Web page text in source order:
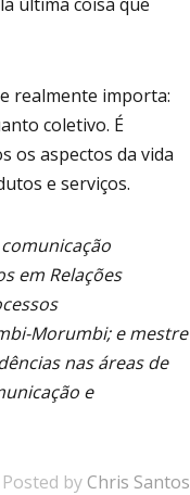
realmente importa:
coletivo. É
os aspectos da vida
e serviços.
em Relações
Morumbi; e mestre
nas áreas de
e
Posted by Chris Santos